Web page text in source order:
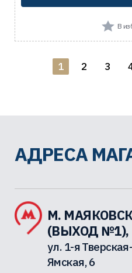
В
1 2 3
АДРЕСА
М.
(ВЫХОД №1),
ул. 1-я Тверская-
Ямская, 6